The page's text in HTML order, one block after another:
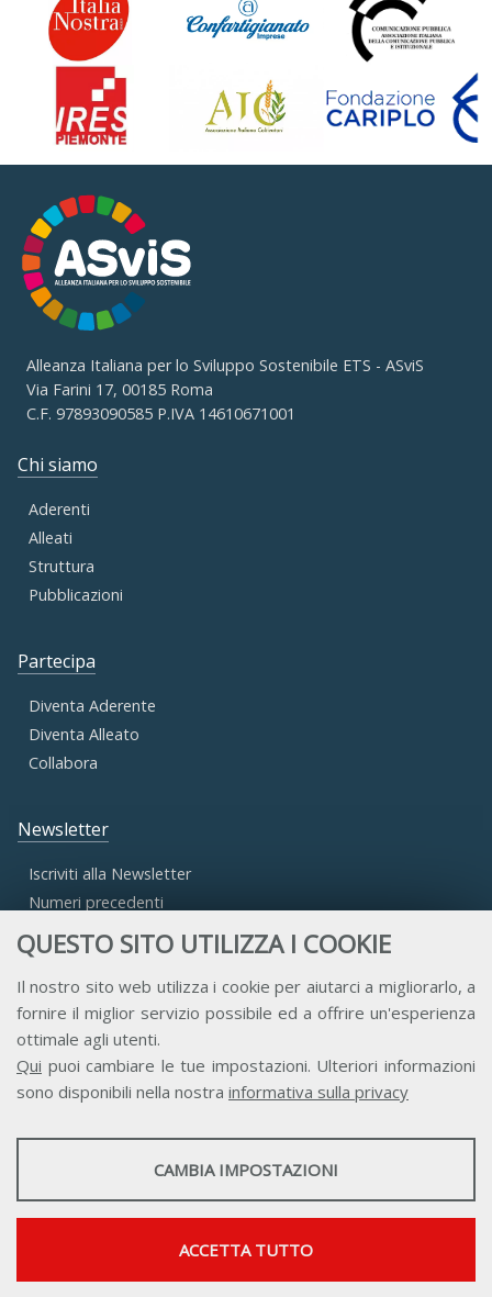
QUESTO SITO UTILIZZA I COOKIE
Il nostro sito web utilizza i cookie per aiutarci a migliorarlo, a
fornire il miglior servizio possibile ed a offrire un'esperienza
ottimale agli utenti.
Qui puoi cambiare le tue impostazioni. Ulteriori informazioni
sono disponibili nella nostra informativa sulla privacy
STATISTICHE
Mostra maggiori informazioni
Google Analytics
CAMBIA IMPOSTAZIONI
ACCETTA TUTTO
Alleanza Italiana per lo Sviluppo Sostenibile ETS - ASviS
Via Farini 17, 00185 Roma
C.F. 97893090585 P.IVA 14610671001
Chi siamo
Aderenti
Alleati
Struttura
Pubblicazioni
Partecipa
Diventa Aderente
Diventa Alleato
Collabora
Newsletter
Iscriviti alla Newsletter
Numeri precedenti
Accesso Aderenti
Accesso Consulta
Accesso Team
Contatti Privacy Trasparenza Credits